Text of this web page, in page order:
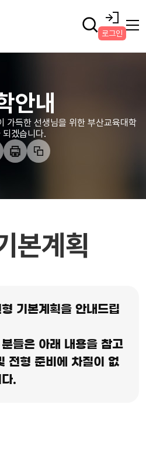
로그인
안내
가득한 선생님을 위한 부산교육대학
되겠습니다.
본계획
기본계획을 안내드립
들은 아래 내용을 참고
전형 준비에 차질이 없
.